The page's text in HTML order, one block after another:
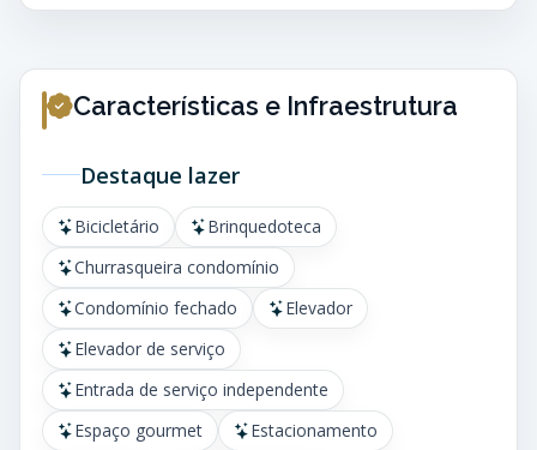
Características e Infraestrutura
Destaque lazer
Bicicletário
Brinquedoteca
Churrasqueira condomínio
Condomínio fechado
Elevador
Elevador de serviço
Entrada de serviço independente
Espaço gourmet
Estacionamento